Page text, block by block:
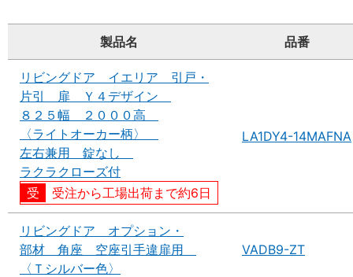
製品名 品番
リビングドア イエリア 引戸・
片引 扉 Ｙ４デザイン
８２５幅 ２０００高
〈ライトオーカー柄〉
左右兼用 錠なし
ラクラクローズ付
受注から工場出荷まで約6日
LA1DY4-14MAFNA
リビングドア オプション・
部材 角座 空座引手違扉用
〈Ｔシルバー色〉
VADB9-ZT